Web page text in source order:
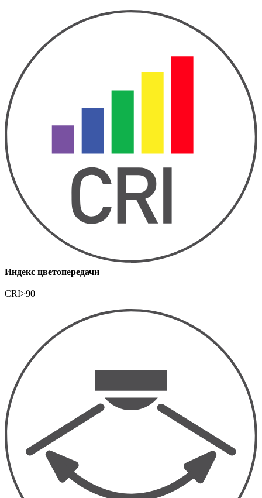
Индекс цветопередачи
CRI>90